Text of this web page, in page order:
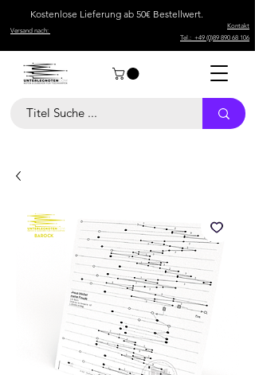
Kostenlose Lieferung ab 50€ Bestellwert.
Kontakt
Tel.: +49 (0)89 890 68 106
Versand nach: